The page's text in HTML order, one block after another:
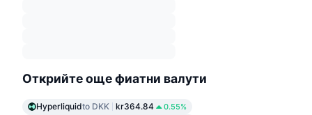
Открийте още фиатни валути
Hyperliquidto DKK kr364.84 0.55%